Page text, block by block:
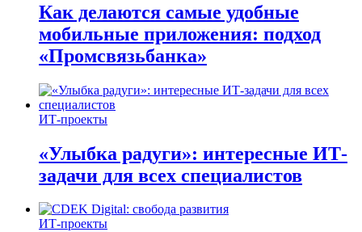
Как делаются самые удобные
мобильные приложения: подход
«Промсвязьбанка»
ИТ-проекты
«Улыбка радуги»: интересные ИТ-
задачи для всех специалистов
ИТ-проекты